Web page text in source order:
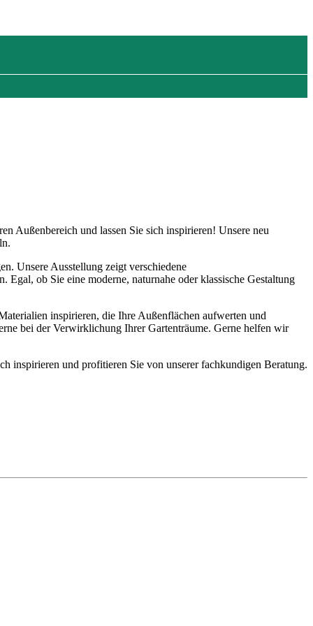
Außenbereich und lassen Sie sich inspirieren! Unsere neu
Unsere Ausstellung zeigt verschiedene
ob Sie eine moderne, naturnahe oder klassische Gestaltung
inspirieren, die Ihre Außenflächen aufwerten und
bei der Verwirklichung Ihrer Gartenträume. Gerne helfen wir
inspirieren und profitieren Sie von unserer fachkundigen Beratung.